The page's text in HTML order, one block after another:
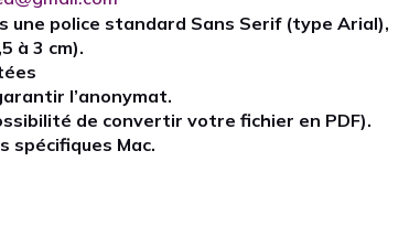
police standard Sans Serif (type Arial),
à 3 cm).
l’anonymat.
de convertir votre fichier en PDF).
spécifiques Mac.